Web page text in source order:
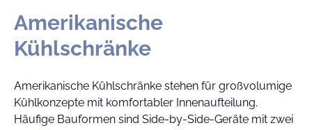
Amerikanische
Kühlschränke
Amerikanische Kühlschränke stehen für großvolumige
Kühlkonzepte mit komfortabler Innenaufteilung.
Häufige Bauformen sind Side-by-Side-Geräte mit zwei